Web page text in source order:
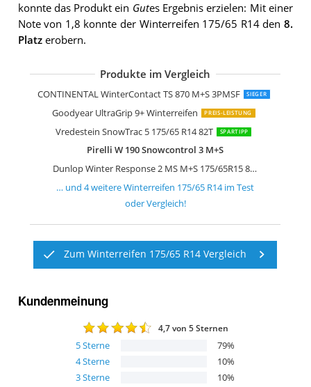
konnte das Produkt ein Gutes Ergebnis erzielen: Mit einer
Note von 1,8 konnte der Winterreifen 175/65 R14 den 8.
Platzerobern.
Produkte im Vergleich
CONTINENTAL WinterContact TS 870 M+S 3PMSF SIEGER
Goodyear UltraGrip 9+ Winterreifen PREIS-LEISTUNG
Vredestein SnowTrac 5 175/65 R14 82T SPARTIPP
Pirelli W 190 Snowcontrol 3 M+S
Dunlop Winter Response 2 MS M+S 175/65R15 84T
FireStone WINTERHAWK 3 175/65
Debica Frigo 2-175/65 R14 82T
Sava Eskimo S3+ 175/65 R14 82T
Semperit MASTER-GRIP 2 175/65 R14
… und4weitereWinterreifen 175/65 R14im Test
oder Vergleich!
Zum Winterreifen 175/65 R14 Vergleich
Kundenmeinung
4,7von 5 Sternen
5Sterne 79%
4Sterne 10%
3Sterne 10%